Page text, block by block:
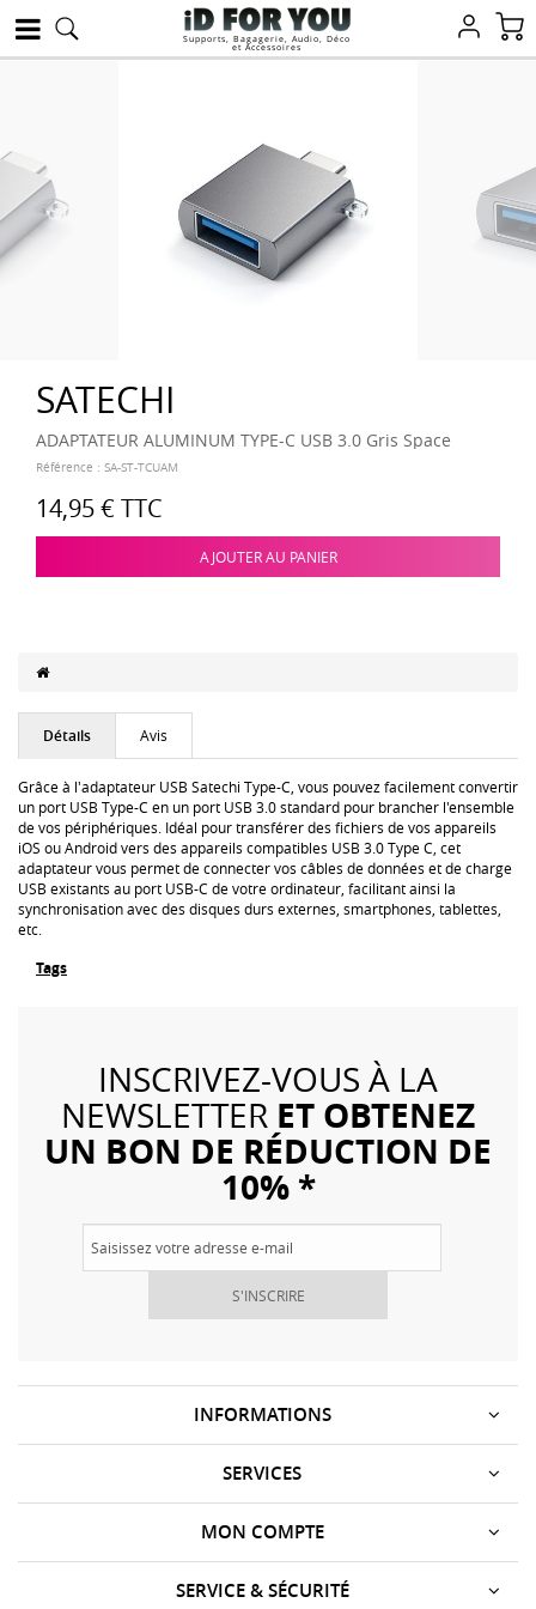
Supports, Bagagerie, Audio, Déco
et Accessoires
SATECHI
ADAPTATEUR ALUMINUM TYPE-C USB 3.0 Gris Space
Référence : SA-ST-TCUAM
14,95 € TTC
AJOUTER AU PANIER
Détails Avis
Grâce à l'adaptateur USB Satechi Type-C, vous pouvez facilement convertir
un port USB Type-C en un port USB 3.0 standard pour brancher l'ensemble
de vos périphériques. Idéal pour transférer des fichiers de vos appareils
iOS ou Android vers des appareils compatibles USB 3.0 Type C, cet
adaptateur vous permet de connecter vos câbles de données et de charge
USB existants au port USB-C de votre ordinateur, facilitant ainsi la
synchronisation avec des disques durs externes, smartphones, tablettes,
etc.
Tags
INSCRIVEZ-VOUS À LA
NEWSLETTER ET OBTENEZ
UN BON DE RÉDUCTION DE
10% *
S'INSCRIRE
INFORMATIONS
SERVICES
SERVICE & SÉCURITÉ
MON COMPTE